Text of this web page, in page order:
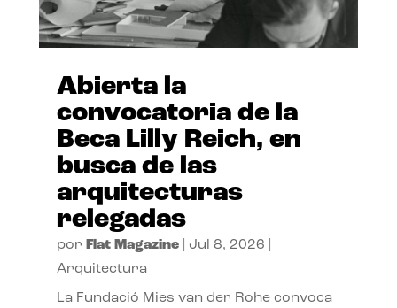
Abierta la
convocatoria de la
Beca Lilly Reich, en
busca de las
arquitecturas
relegadas
por Flat Magazine| Jul 8, 2026
Arquitectura
La Fundació Mies van der Rohe convoca